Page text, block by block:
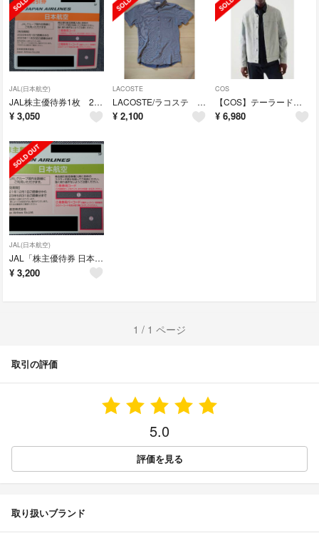
JAL(日本航空)
JAL株主優待券1枚 2023年11月30日まで
¥ 3,050
LACOSTE
LACOSTE/ラコステ シャツ ブルー
¥ 2,100
COS
【COS】テーラードデニムジャケット
¥ 6,980
JAL(日本航空)
JAL「株主優待券 日本航空」1枚 ２０２３年５月３１日まで
¥ 3,200
1 / 1 ページ
取引の評価
5.0
評価を見る
取り扱いブランド